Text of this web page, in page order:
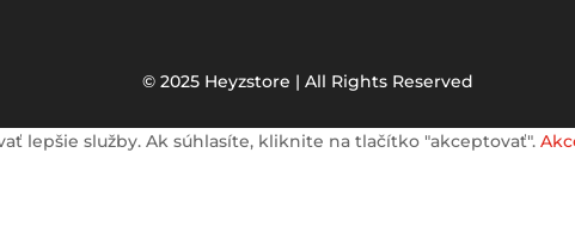
© 2025 Heyzstore | All Rights Reserved
lepšie služby. Ak súhlasíte, kliknite na tlačítko "akceptovať".